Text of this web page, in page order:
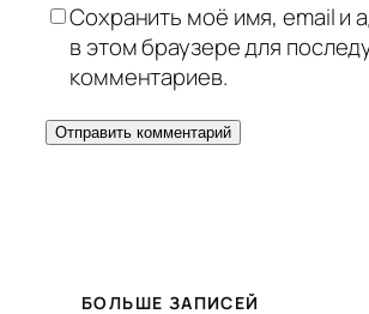
Сохранить моё имя, email и
в этом браузере для
комментариев.
БОЛЬШЕ ЗАПИСЕЙ